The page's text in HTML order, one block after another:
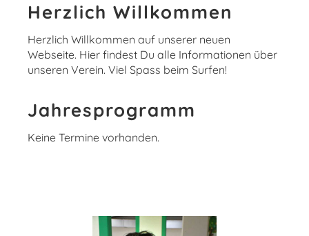
Herzlich Willkommen
Herzlich Willkommen auf unserer neuen
Webseite. Hier findest Du alle Informationen über
unseren Verein. Viel Spass beim Surfen!
Jahresprogramm
Keine Termine vorhanden.